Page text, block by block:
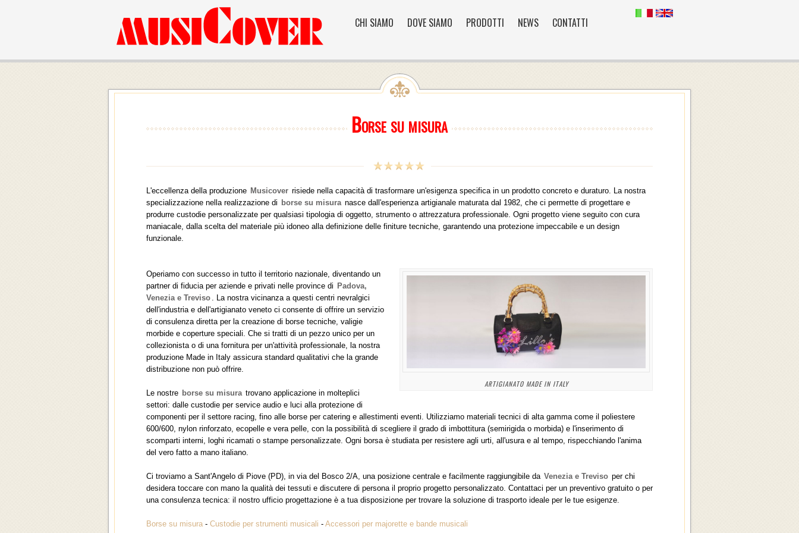
CHI SIAMO DOVE SIAMO PRODOTTI NEWS CONTATTI
Borse su misura
L'eccellenza della produzione Musicover risiede nella capacità di trasformare un'esigenza specifica in un prodotto concreto e duraturo. La nostra
specializzazione nella realizzazione di borse su misura nasce dall'esperienza artigianale maturata dal 1982, che ci permette di progettare e
produrre custodie personalizzate per qualsiasi tipologia di oggetto, strumento o attrezzatura professionale. Ogni progetto viene seguito con cura
maniacale, dalla scelta del materiale più idoneo alla definizione delle finiture tecniche, garantendo una protezione impeccabile e un design
funzionale.
ARTIGIANATO MADE IN ITALY
Operiamo con successo in tutto il territorio nazionale, diventando un
partner di fiducia per aziende e privati nelle province di Padova,
Venezia e Treviso . La nostra vicinanza a questi centri nevralgici
dell'industria e dell'artigianato veneto ci consente di offrire un servizio
di consulenza diretta per la creazione di borse tecniche, valigie
morbide e coperture speciali. Che si tratti di un pezzo unico per un
collezionista o di una fornitura per un'attività professionale, la nostra
produzione Made in Italy assicura standard qualitativi che la grande
distribuzione non può offrire.
Le nostre borse su misura trovano applicazione in molteplici
settori: dalle custodie per service audio e luci alla protezione di
componenti per il settore racing, fino alle borse per catering e allestimenti eventi. Utilizziamo materiali tecnici di alta gamma come il poliestere
600/600, nylon rinforzato, ecopelle e vera pelle, con la possibilità di scegliere il grado di imbottitura (semirigida o morbida) e l'inserimento di
scomparti interni, loghi ricamati o stampe personalizzate. Ogni borsa è studiata per resistere agli urti, all'usura e al tempo, rispecchiando l'anima
del vero fatto a mano italiano.
Ci troviamo a Sant'Angelo di Piove (PD), in via del Bosco 2/A, una posizione centrale e facilmente raggiungibile da Venezia e Treviso per chi
desidera toccare con mano la qualità dei tessuti e discutere di persona il proprio progetto personalizzato. Contattaci per un preventivo gratuito o per
una consulenza tecnica: il nostro ufficio progettazione è a tua disposizione per trovare la soluzione di trasporto ideale per le tue esigenze.
Borse su misura - Custodie per strumenti musicali - Accessori per majorette e bande musicali